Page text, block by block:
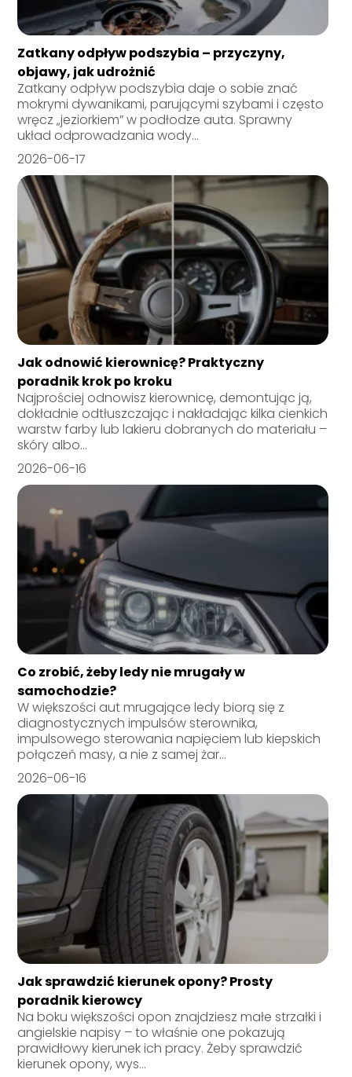
Zatkany odpływ podszybia – przyczyny,
objawy, jak udrożnić
Zatkany odpływ podszybia daje o sobie znać
mokrymi dywanikami, parującymi szybami i często
wręcz „jeziorkiem” w podłodze auta. Sprawny
układ odprowadzania wody...
2026-06-17
Jak odnowić kierownicę? Praktyczny
poradnik krok po kroku
Najprościej odnowisz kierownicę, demontując ją,
dokładnie odtłuszczając i nakładając kilka cienkich
warstw farby lub lakieru dobranych do materiału –
skóry albo...
2026-06-16
Co zrobić, żeby ledy nie mrugały w
samochodzie?
W większości aut mrugające ledy biorą się z
diagnostycznych impulsów sterownika,
impulsowego sterowania napięciem lub kiepskich
połączeń masy, a nie z samej żar...
2026-06-16
Jak sprawdzić kierunek opony? Prosty
poradnik kierowcy
Na boku większości opon znajdziesz małe strzałki i
angielskie napisy – to właśnie one pokazują
prawidłowy kierunek ich pracy. Żeby sprawdzić
kierunek opony, wys...